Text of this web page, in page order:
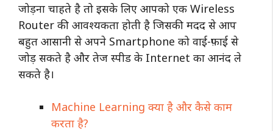
जोड़ना चाहते है तो इसके लिए आपको एक Wireless
Router की आवश्यकता होती है जिसकी मदद से आप
बहुत आसानी से अपने Smartphone को वाई-फ़ाई से
जोड़ सकते है और तेज स्पीड के Internet का आनंद ले
सकते है।
Machine Learning क्या है और कैसे काम
करता है?